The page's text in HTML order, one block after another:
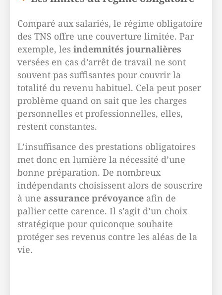
Comparé aux salariés, le régime obligatoire
des TNS offre une couverture limitée. Par
exemple, les indemnités journalières
versées en cas d’arrêt de travail ne sont
souvent pas suffisantes pour couvrir la
totalité du revenu habituel. Cela peut poser
problème quand on sait que les charges
personnelles et professionnelles, elles,
restent constantes.
L’insuffisance des prestations obligatoires
met donc en lumière la nécessité d’une
bonne préparation. De nombreux
indépendants choisissent alors de souscrire
à une assurance prévoyance afin de
pallier cette carence. Il s’agit d’un choix
stratégique pour quiconque souhaite
protéger ses revenus contre les aléas de la
vie.